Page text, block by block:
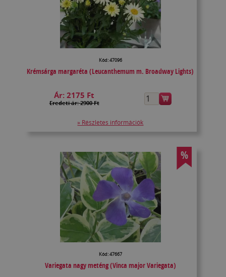
Kód: 47096
Krémsárga margaréta (Leucanthemum m. Broadway Lights)
Ár:2175 Ft
Eredeti ár: 2900 Ft
» Részletes információk
%
Kód: 47667
Variegata nagy meténg (Vinca major Variegata)